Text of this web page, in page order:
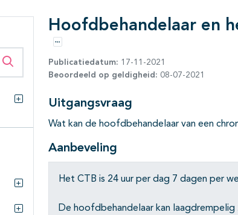
Zoeken binnen deze richtlijn
Hoofdbehandelaar en
Opties
Publicatiedatum: 17-11-2021
Beoordeeld op geldigheid: 08-07-2021
Uitgangsvraag
Wat kan de hoofdbehandelaar van een
Aanbeveling
Het CTB is 24 uur per dag 7 dagen per
De hoofdbehandelaar kan